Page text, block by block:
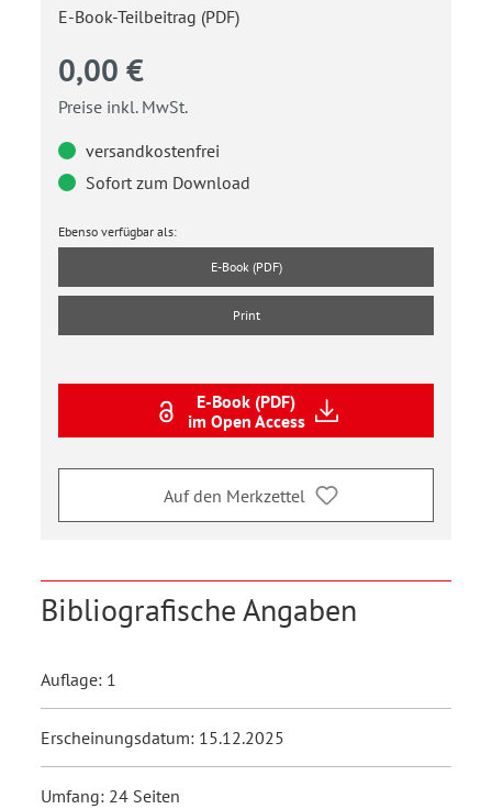
E-Book-Teilbeitrag (PDF)
0,00 €
Preise inkl. MwSt.
versandkostenfrei
Sofort zum Download
Ebenso verfügbar als:
E-Book (PDF)
Print
E-Book (PDF)
im Open Access
Auf den Merkzettel
Bibliografische Angaben
Auflage: 1
Erscheinungsdatum: 15.12.2025
Umfang: 24 Seiten